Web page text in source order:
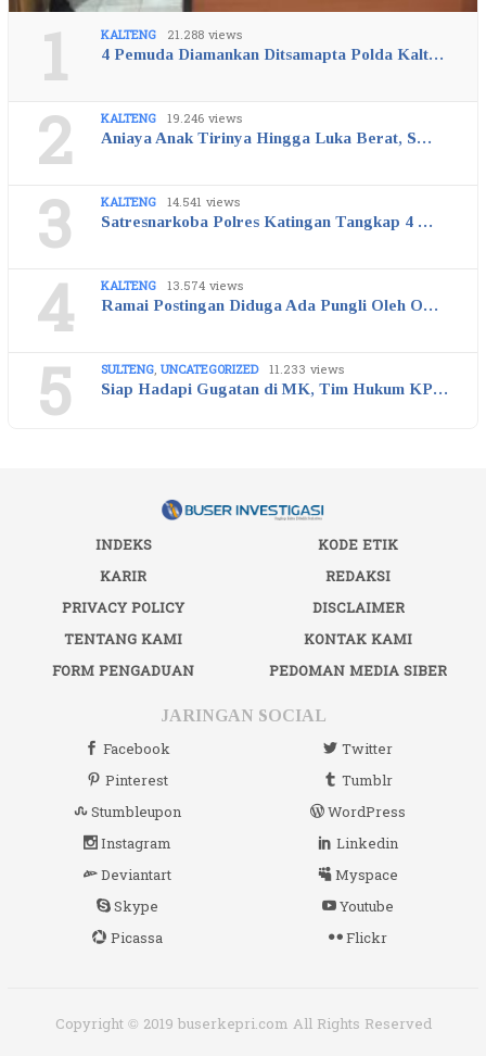
1 KALTENG 21.288 views
4 Pemuda Diamankan Ditsamapta Polda Kalt…
2 KALTENG 19.246 views
Aniaya Anak Tirinya Hingga Luka Berat, S…
3 KALTENG 14.541 views
Satresnarkoba Polres Katingan Tangkap 4 …
4 KALTENG 13.574 views
Ramai Postingan Diduga Ada Pungli Oleh O…
5 SULTENG, UNCATEGORIZED 11.233 views
Siap Hadapi Gugatan di MK, Tim Hukum KP…
INDEKS
KODE ETIK
KARIR
REDAKSI
PRIVACY POLICY
DISCLAIMER
TENTANG KAMI
KONTAK KAMI
FORM PENGADUAN
PEDOMAN MEDIA SIBER
JARINGAN SOCIAL
Facebook
Twitter
Pinterest
Tumblr
Stumbleupon
WordPress
Instagram
Linkedin
Deviantart
Myspace
Skype
Youtube
Picassa
Flickr
Copyright © 2019 buserkepri.com All Rights Reserved